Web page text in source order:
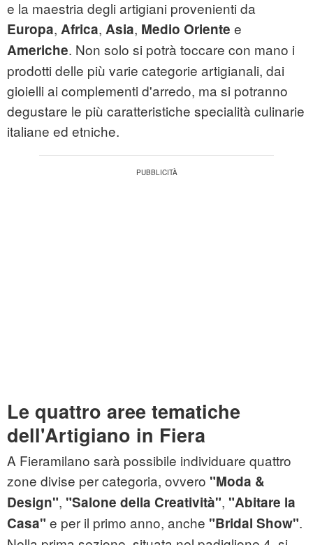
e la maestria degli artigiani provenienti da
Europa, Africa, Asia, Medio Oriente e
Americhe. Non solo si potrà toccare con mano i
prodotti delle più varie categorie artigianali, dai
gioielli ai complementi d'arredo, ma si potranno
degustare le più caratteristiche specialità culinarie
italiane ed etniche.
Le quattro aree tematiche
dell'Artigiano in Fiera
A Fieramilano sarà possibile individuare quattro
zone divise per categoria, ovvero "Moda &
Design", "Salone della Creatività", "Abitare la
Casa" e per il primo anno, anche "Bridal Show".